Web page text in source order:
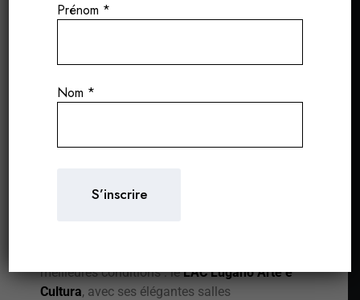
La nouvelle date du Wine Tasting Portfolio
meilleures conditions : leLAC Lugano Arte e
Cultura, avec ses élégantes salles
Prénom *
Nom *